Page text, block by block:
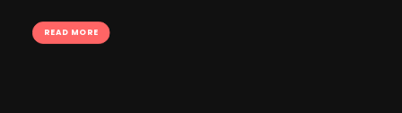
READ MORE